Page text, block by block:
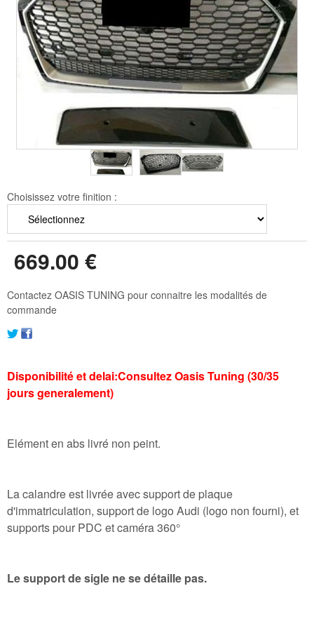
Choisissez votre finition :
669.00 €
Contactez OASIS TUNING pour connaitre les modalités de
commande
Disponibilité et delai:Consultez Oasis Tuning (30/35
jours generalement)
Elément en abs livré non peint.
La calandre est livrée avec support de plaque
d'immatriculation, support de logo Audi (logo non fourni), et
supports pour PDC et caméra 360°
Le support de sigle ne se détaille pas.